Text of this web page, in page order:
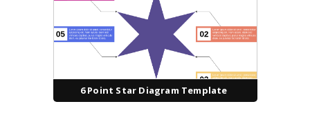
6 Point Star Diagram Template